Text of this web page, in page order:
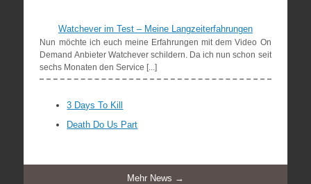
Watchever im Test – Meine Langzeiterfahrungen
Nun möchte ich euch meine Erfahrungen mit dem Video On
Demand Anbieter Watchever schildern. Da ich nun schon seit
sechs Monaten den Service [...]
3 Days To Kill
Death Do Us Part
Mehr News →